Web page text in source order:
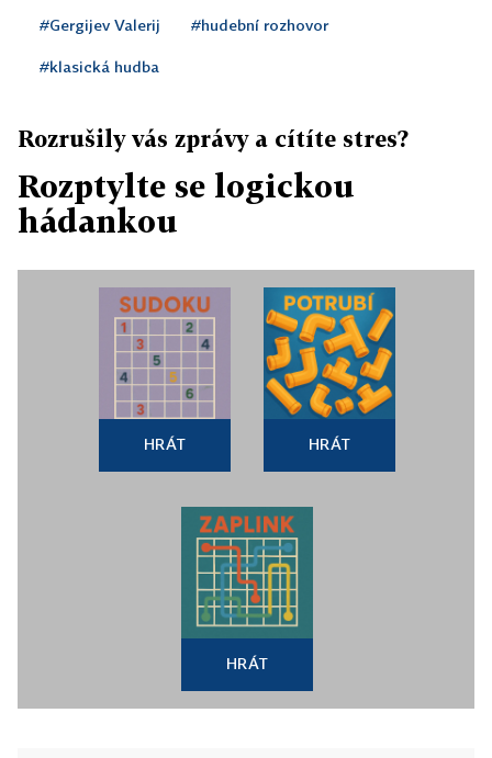
#Gergijev Valerij #hudební rozhovor
#klasická hudba
Rozrušily vás zprávy a cítíte stres?
Rozptylte se logickou
hádankou
HRÁT HRÁT
HRÁT